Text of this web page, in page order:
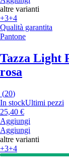
altre varianti
+3+4
Qualità garantita
Pantone
Tazza Light
rosa
(20)
In stockUltimi pezzi
25,40 €
Aggiungi
Aggiungi
altre varianti
+3+4